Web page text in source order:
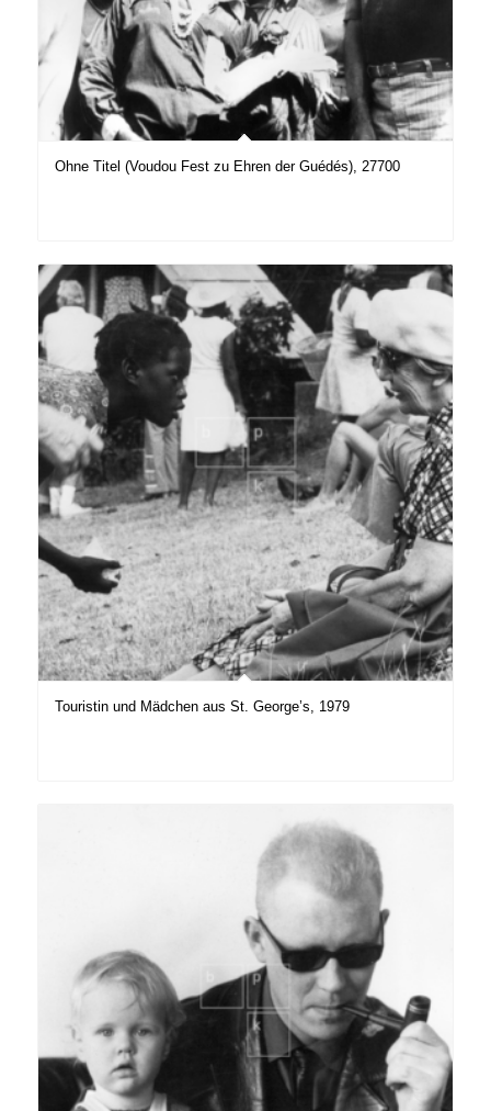
Ohne Titel (Voudou Fest zu Ehren der Guédés), 27700
Touristin und Mädchen aus St. George’s, 1979